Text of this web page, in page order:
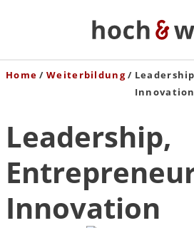
Home Weiterbildung
Innovation
Leadership,
Innovation